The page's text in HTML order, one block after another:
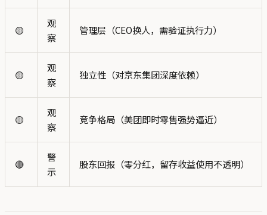
🟡
观
察
管理层（CEO换人，需验证执行力）
🟡
观
察
独立性（对京东集团深度依赖）
🟡
观
察
竞争格局（美团即时零售强势逼近）
🔴
警
示
股东回报（零分红，留存收益使用不透明）